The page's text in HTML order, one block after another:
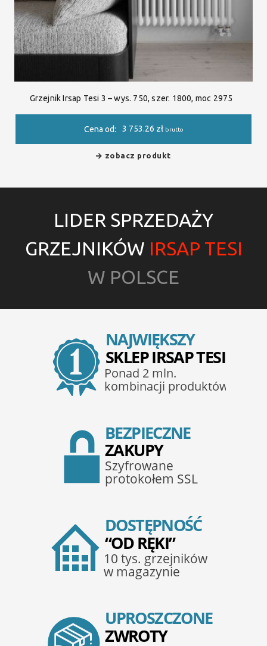
Grzejnik Irsap Tesi 3 – wys. 750, szer. 1800, moc 2975
Cena od: 3 753.26 zł brutto
zobacz produkt
LIDER SPRZEDAŻY
GRZEJNIKÓW IRSAP TESI
W POLSCE